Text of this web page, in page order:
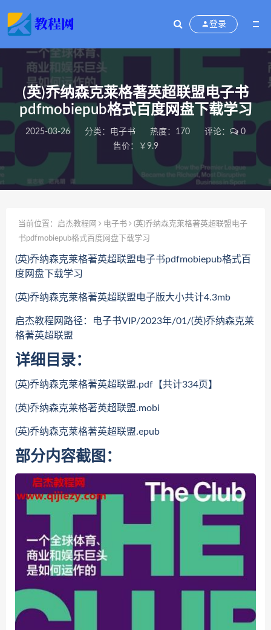
登录
(英)乔纳森克莱格著英超联盟电子书
pdfmobiepub格式百度网盘下载学习
2025-03-26 分类： 电子书 热度：170 评论：
0
售价：￥9.9
当前位置： 启杰教程网 电子书
(英)乔纳森克莱格著英超联盟电子
书pdfmobiepub格式百度网盘下载学习
(英)乔纳森克莱格著英超联盟电子书pdfmobiepub格式百
度网盘下载学习
(英)乔纳森克莱格著英超联盟电子版大小共计4.3mb
启杰教程网路径：电子书VIP/2023年/01/(英)乔纳森克莱
格著英超联盟
详细目录：
(英)乔纳森克莱格著英超联盟.pdf【共计334页】
(英)乔纳森克莱格著英超联盟.mobi
(英)乔纳森克莱格著英超联盟.epub
部分内容截图：